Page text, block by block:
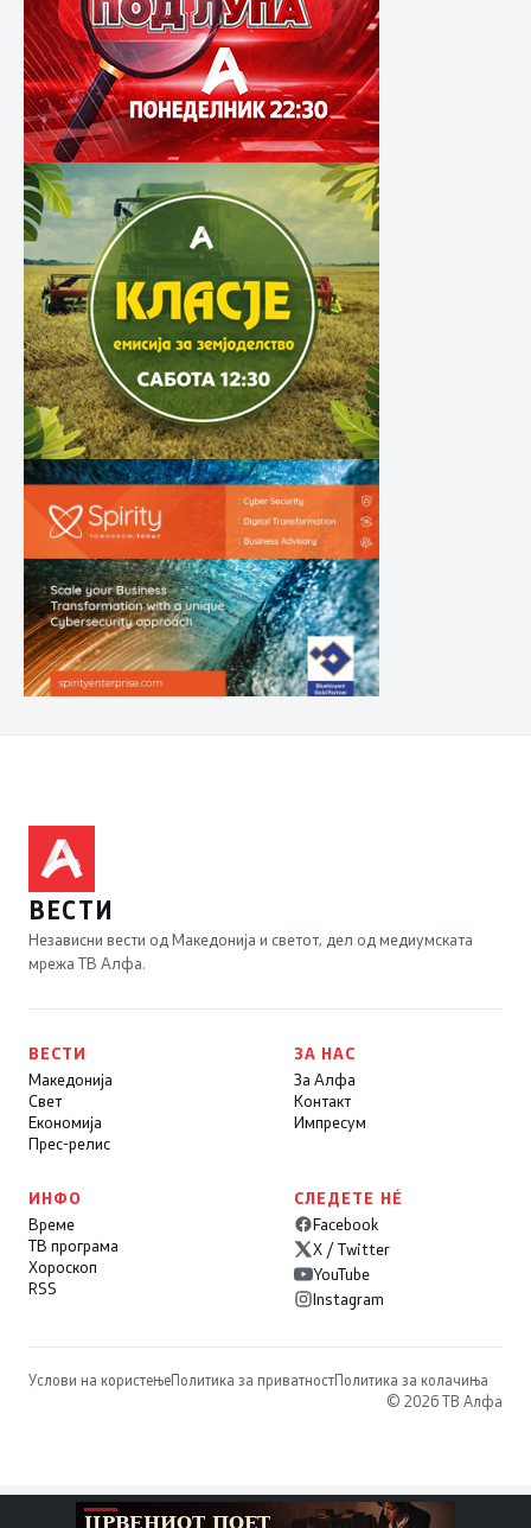
ВЕСТИ
Независни вести од Македонија и светот, дел од медиумската
мрежа ТВ Алфа.
ВЕСТИ
Македонија
Свет
Економија
Прес-релис
ЗА НАС
За Алфа
Контакт
Импресум
ИНФО
Време
ТВ програма
Хороскоп
RSS
СЛЕДЕТЕ НÉ
Facebook
X / Twitter
YouTube
Instagram
Услови на користењеПолитика за приватностПолитика за колачиња
© 2026 ТВ Алфа